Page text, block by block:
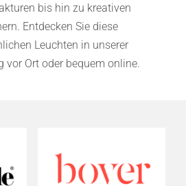
bis hin zu kreativen
Entdecken Sie diese
Leuchten in unserer
vor Ort oder bequem online.